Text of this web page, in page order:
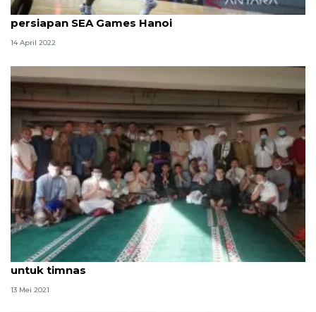
Timnas basket rasakan berkah Ramadan dalam
persiapan SEA Games Hanoi
14 April 2022
Lebaran, Ady Setiawan berharap yang terbaik
untuk timnas
13 Mei 2021